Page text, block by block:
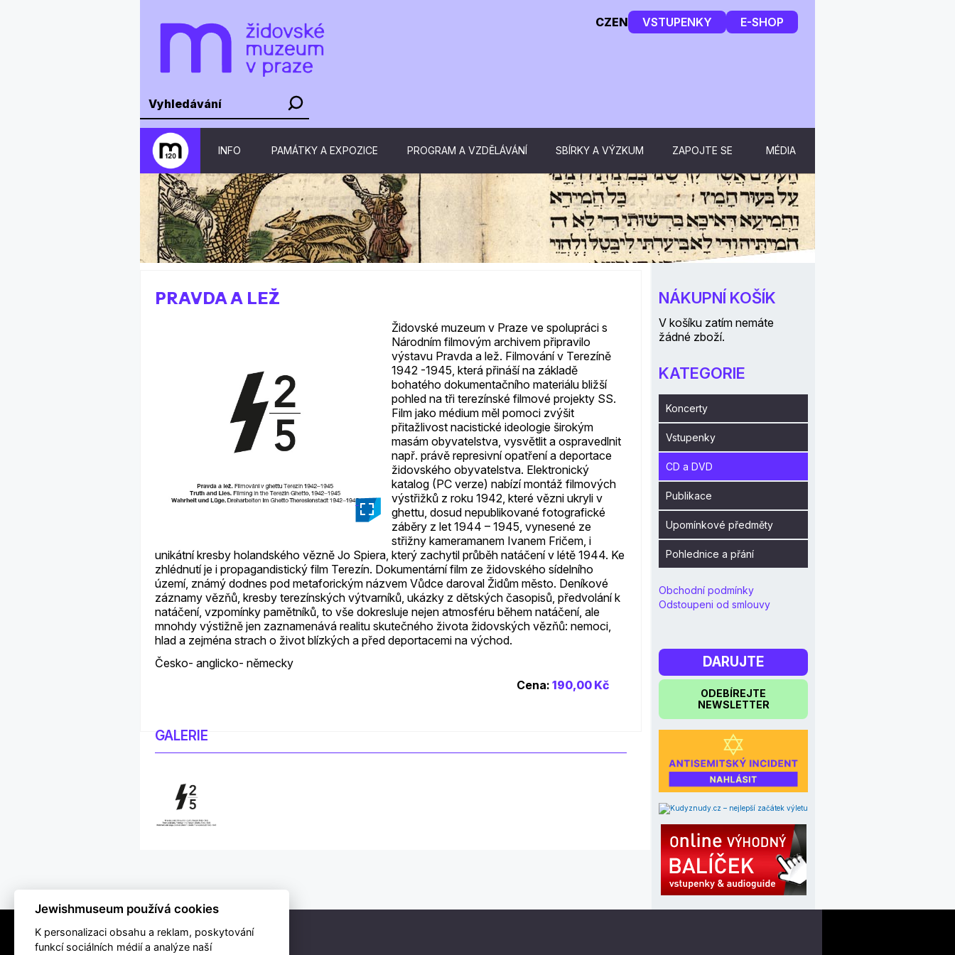
CZEN VSTUPENKY E-SHOP
INFO PAMÁTKY A EXPOZICE PROGRAM A VZDĚLÁVÁNÍ SBÍRKY A VÝZKUM ZAPOJTE SE MÉDIA
PRAVDA A LEŽ
_
Židovské muzeum v Praze ve spolupráci s
Národním filmovým archivem připravilo
výstavu Pravda a lež. Filmování v Terezíně
1942 -1945, která přináší na základě
bohatého dokumentačního materiálu bližší
pohled na tři terezínské filmové projekty SS.
Film jako médium měl pomoci zvýšit
přitažlivost nacistické ideologie širokým
masám obyvatelstva, vysvětlit a ospravedlnit
např. právě represivní opatření a deportace
židovského obyvatelstva. Elektronický
katalog (PC verze) nabízí montáž filmových
výstřižků z roku 1942, které vězni ukryli v
ghettu, dosud nepublikované fotografické
záběry z let 1944 – 1945, vynesené ze
střižny kameramanem Ivanem Fričem, i
unikátní kresby holandského vězně Jo Spiera, který zachytil průběh natáčení v létě 1944. Ke
zhlédnutí je i propagandistický film Terezín. Dokumentární film ze židovského sídelního
území, známý dodnes pod metaforickým názvem Vůdce daroval Židům město. Deníkové
záznamy vězňů, kresby terezínských výtvarníků, ukázky z dětských časopisů, předvolání k
natáčení, vzpomínky pamětníků, to vše dokresluje nejen atmosféru během natáčení, ale
mnohdy výstižně jen zaznamenává realitu skutečného života židovských vězňů: nemoci,
hlad a zejména strach o život blízkých a před deportacemi na východ.
Česko- anglicko- německy
Cena: 190,00 Kč
GALERIE
NÁKUPNÍ KOŠÍK
V košíku zatím nemáte
žádné zboží.
KATEGORIE
Koncerty
Vstupenky
CD a DVD
Publikace
Upomínkové předměty
Pohlednice a přání
Obchodní podmínky
Odstoupeni od smlouvy
DARUJTE
ODEBÍREJTE
NEWSLETTER
Jewishmuseum používá cookies
K personalizaci obsahu a reklam, poskytování
funkcí sociálních médií a analýze naší